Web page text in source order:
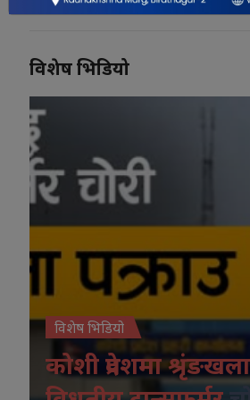
विशेष भिडियो
विशेष भिडियो
कोशी प्रदेशमा